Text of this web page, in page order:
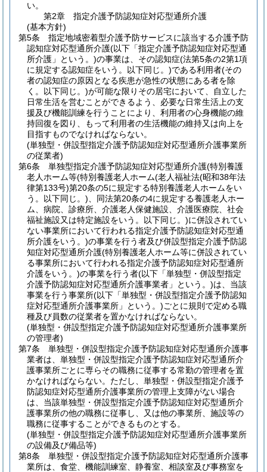
い。
第2章
指定介護予防認知症対応型通所介護
(基本方針)
第5条
指定地域密着型介護予防サービスに該当する介護予防
認知症対応型通所介護(以下「指定介護予防認知症対応型通
所介護」という。)の事業は、その認知症(法第5条の2第1項
に規定する認知症をいう。以下同じ。)である利用者(その
者の認知症の原因となる疾患が急性の状態にある者を除
く。以下同じ。)が可能な限りその居宅において、自立した
日常生活を営むことができるよう、必要な日常生活上の支
援及び機能訓練を行うことにより、利用者の心身機能の維
持回復を図り、もって利用者の生活機能の維持又は向上を
目指すものでなければならない。
(単独型・併設型指定介護予防認知症対応型通所介護事業所
の従業者)
第6条
単独型指定介護予防認知症対応型通所介護(特別養護
老人ホーム等(特別養護老人ホーム(老人福祉法(昭和38年法
律第133号)第20条の5に規定する特別養護老人ホームをい
う。以下同じ。) 、同法第20条の4に規定する養護老人ホー
ム、病院、診療所、介護老人保健施設、介護医療院、社会
福祉施設又は特定施設をいう。以下同じ。)に併設されてい
ない事業所において行われる指定介護予防認知症対応型通
所介護をいう。)の事業を行う者及び併設型指定介護予防認
知症対応型通所介護(特別養護老人ホーム等に併設されてい
る事業所において行われる指定介護予防認知症対応型通所
介護をいう。)の事業を行う者(以下「単独型・併設型指定
介護予防認知症対応型通所介護事業者」という。)は、当該
事業を行う事業所(以下「単独型・併設型指定介護予防認知
症対応型通所介護事業所」という。)ごとに規則で定める職
種及び員数の従業者を置かなければならない。
(単独型・併設型指定介護予防認知症対応型通所介護事業所
の管理者)
第7条
単独型・併設型指定介護予防認知症対応型通所介護事
業者は、単独型・併設型指定介護予防認知症対応型通所介
護事業所ごとに専らその職務に従事する常勤の管理者を置
かなければならない。 ただし、単独型・併設型指定介護予
防認知症対応型通所介護事業所の管理上支障がない場合
は、当該単独型・併設型指定介護予防認知症対応型通所介
護事業所の他の職務に従事し、又は他の事業所、施設等の
職務に従事することができるものとする。
(単独型・併設型指定介護予防認知症対応型通所介護事業所
の設備及び備品等)
第8条
単独型・併設型指定介護予防認知症対応型通所介護事
業所は、食堂、機能訓練室、静養室、相談室及び事務室を